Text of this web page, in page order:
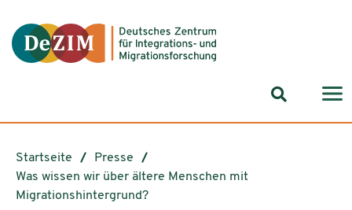
Startseite
Presse
Was wissen wir über ältere Menschen mit
Migrationshintergrund?